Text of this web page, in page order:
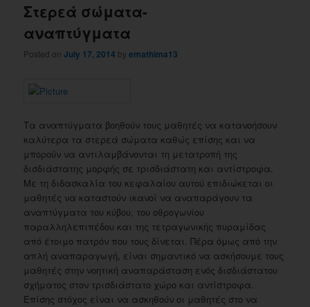
Στερεά σώματα-
αναπτύγματα
Posted onJuly 17, 2014 byemathima13
Τα αναπτύγματα βοηθούν τους μαθητές να κατανοήσουν
καλύτερα τα στερεά σώματα καθώς επίσης και να
μπορούν να αντιλαμβάνονται τη μετατροπή της
δισδιάστατης μορφής σε τρισδιάστατη και αντίστροφα.
Με τη διδασκαλία του κεφαλαίου αυτού επιδιώκεται οι
μαθητές να καταστούν ικανοί να αναπαράγουν τα
αναπτύγματα του κύβου, του οθρογωνίου
παραλληλεπιπέδου και της τετραγωνικής πυραμίδας
από έτοιμο πατρόν που τους δίνεται. Πέρα όμως από την
απλή αναπαραγωγή, είναι σημαντικό να ασκήσουμε τους
μαθητές στην νοητική αναπαράσταση ενός δισδιάστατου
σχήματος στον τρισδιάστατο χώρο και αντίστροφα.
Επίσης στόχος είναι να ασκηθούν οι μαθητές στο να